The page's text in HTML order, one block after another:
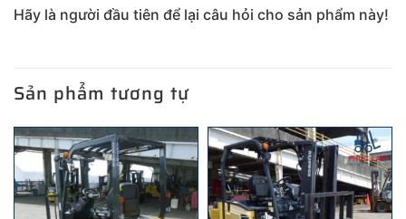
Hãy là người đầu tiên để lại câu hỏi cho sản phẩm này!
Sản phẩm tương tự